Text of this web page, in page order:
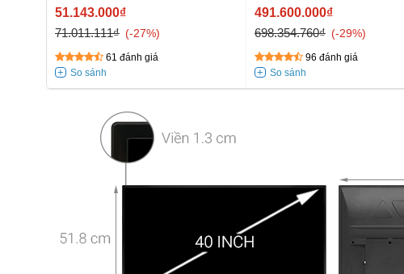
51.143.000₫
71.011.111₫
-27%
61 đánh giá
491.600.000₫
698.354.760₫
-29%
96 đánh giá